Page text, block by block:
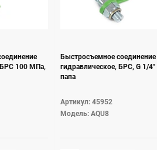
БРС 100 МПа,
Быстросъемное соединение
гидравлическое, БРС, G 1/4"
папа
Артикул: 45952
Модель: AQU8